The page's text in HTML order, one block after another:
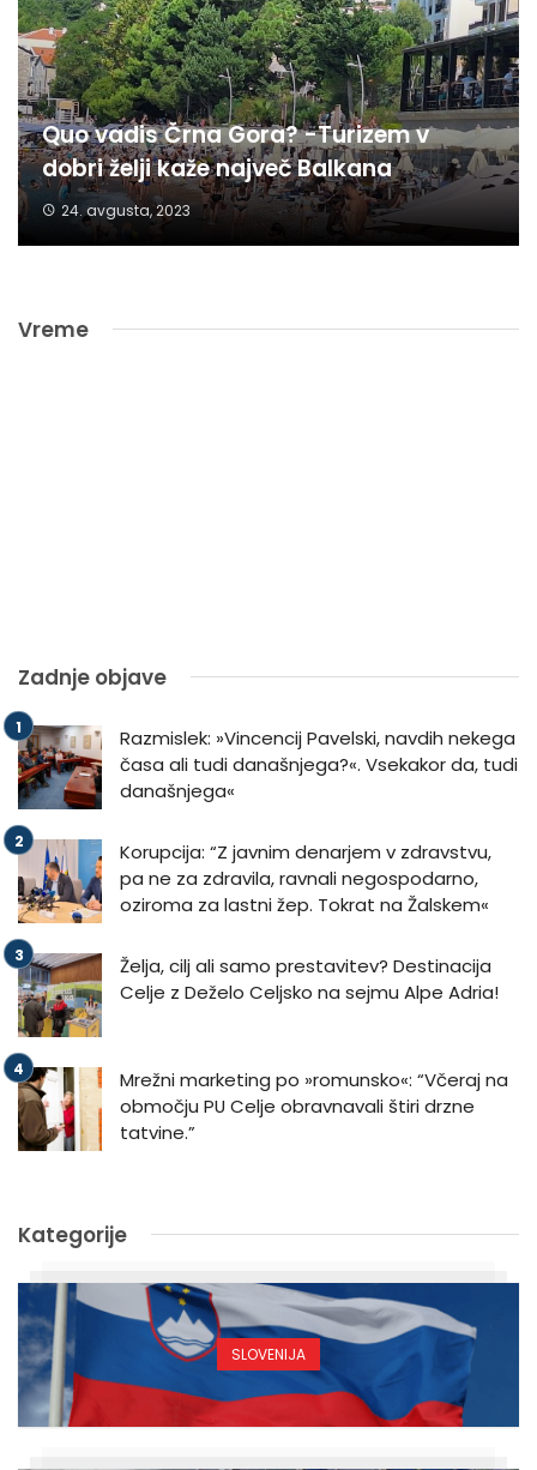
Quo vadis Črna Gora? -Turizem v
dobri želji kaže največ Balkana
24. avgusta, 2023
Vreme
Zadnje objave
Razmislek: »Vincencij Pavelski, navdih nekega
časa ali tudi današnjega?«. Vsekakor da, tudi
današnjega«
Korupcija: “Z javnim denarjem v zdravstvu,
pa ne za zdravila, ravnali negospodarno,
oziroma za lastni žep. Tokrat na Žalskem«
Želja, cilj ali samo prestavitev? Destinacija
Celje z Deželo Celjsko na sejmu Alpe Adria!
Mrežni marketing po »romunsko«: “Včeraj na
območju PU Celje obravnavali štiri drzne
tatvine.”
Kategorije
SLOVENIJA